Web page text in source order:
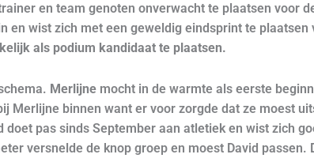
en team genoten onverwacht te plaatsen voor
en wist zich met een geweldig eindsprint te plaatsen
als podium kandidaat te plaatsen.
Merlijnemocht in de warmte als eerste
Merlijne binnen want er voor zorgde dat ze moest
pas sinds September aan atletiek en wist zich
versnelde de knop groep en moest David passen.